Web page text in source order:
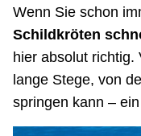
Wenn Sie schon
Schildkröten
hier absolut richtig.
lange Stege, von
springen kann –